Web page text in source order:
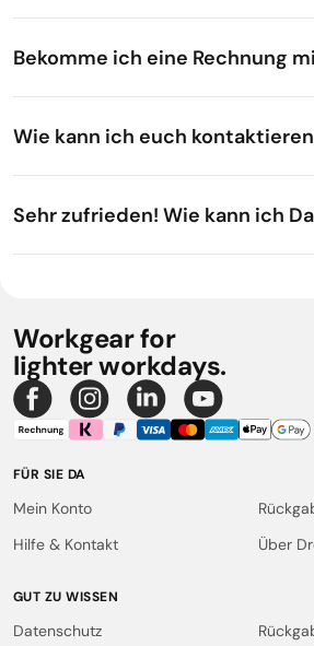
Bekomme ich eine Rechnung
Wie kann ich euch
Sehr zufrieden! Wie kann ich
Workgear for
lighter workdays.
FÜR SIE DA
Mein Konto
Hilfe & Kontakt
Über
GUT ZU WISSEN
Datenschutz